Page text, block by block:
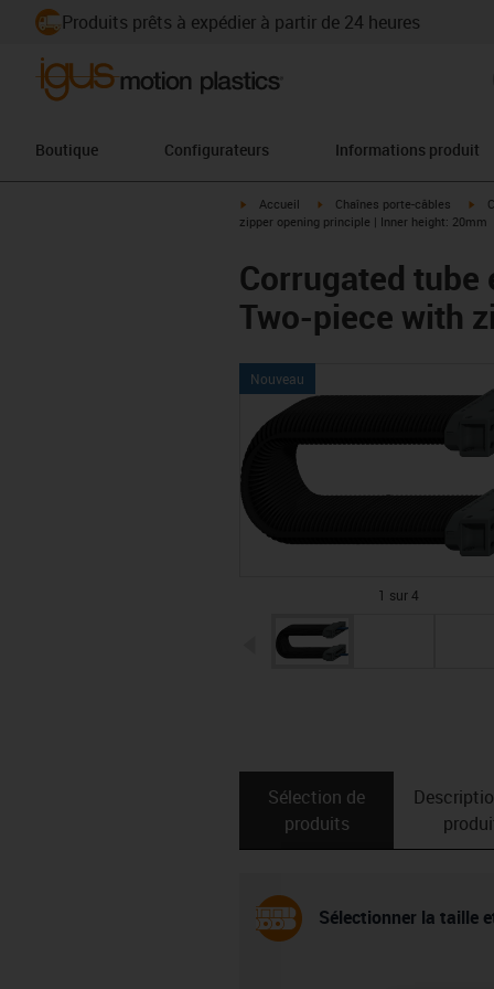
Produits prêts à expédier à partir de 24 heures
Boutique Configurateurs Informations produit
igus-icon-arrow-right
Accueil igus-icon-arrow-right
Chaînes porte-câbles
zipper opening principle | Inner height: 20mm
Corrugated tube
Two-piece with
Nouveau
1 sur 4
igus-icon-arrow-left
Sélection de
produits
Sélectionner la taille